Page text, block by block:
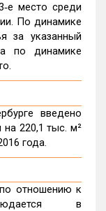
место среди
По динамике
за указанный
по динамике
введено
на 220,1 тыс. м²
года.
отношению к
в